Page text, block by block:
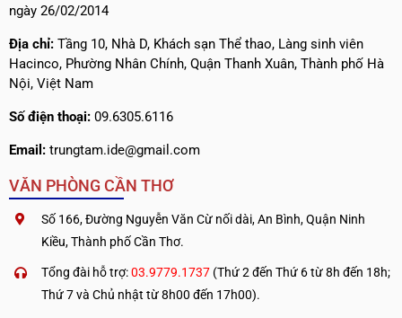
ngày 26/02/2014
Địa chỉ: Tầng 10, Nhà D, Khách sạn Thể thao, Làng sinh viên
Hacinco, Phường Nhân Chính, Quận Thanh Xuân, Thành phố Hà
Nội, Việt Nam
Số điện thoại: 09.6305.6116
Email: trungtam.ide@gmail.com
VĂN PHÒNG CẦN THƠ
Số 166, Đường Nguyễn Văn Cừ nối dài, An Bình, Quận Ninh
Kiều, Thành phố Cần Thơ.
Tổng đài hỗ trợ:03.9779.1737 (Thứ 2 đến Thứ 6 từ 8h đến 18h;
Thứ 7 và Chủ nhật từ 8h00 đến 17h00).